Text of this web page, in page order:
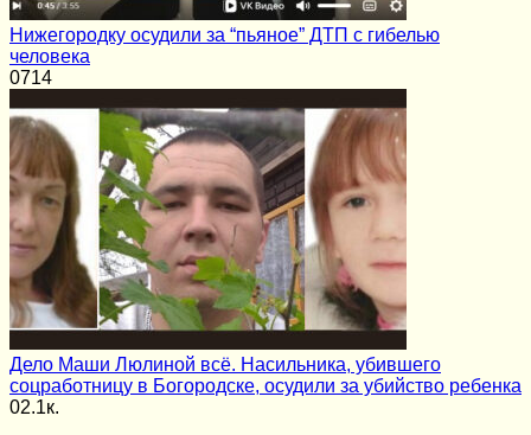
Нижегородку осудили за “пьяное” ДТП с гибелью
человека
0714
Дело Маши Люлиной всё. Насильника, убившего
соцработницу в Богородске, осудили за убийство ребенка
02.1к.